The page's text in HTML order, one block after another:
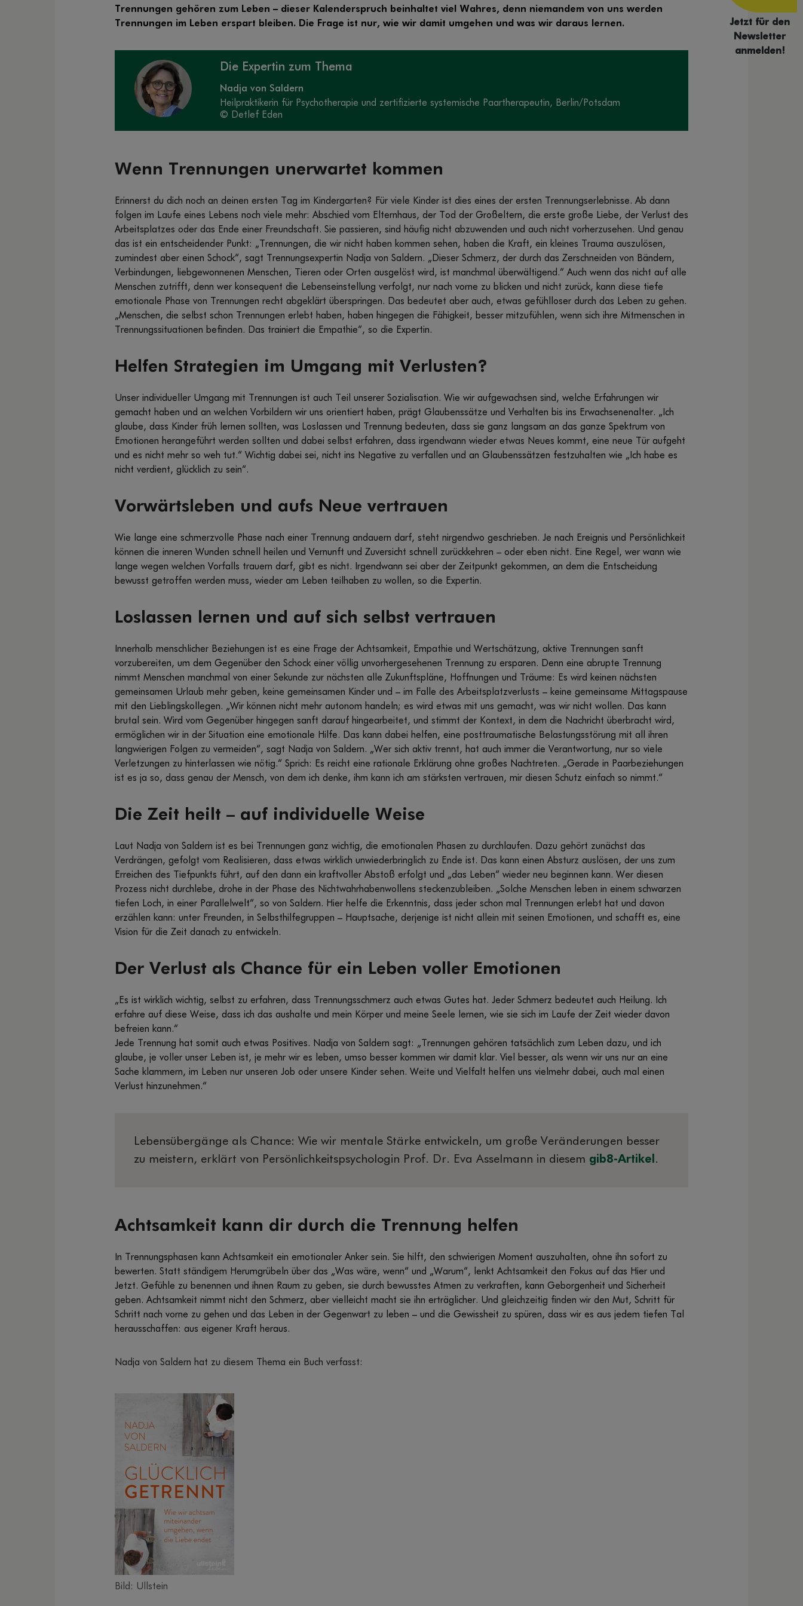
Jetzt für den
Newsletter
anmelden!
Trennungen gehören zum Leben – dieser Kalenderspruch beinhaltet viel Wahres, denn niemandem von uns werden
Trennungen im Leben erspart bleiben. Die Frage ist nur, wie wir damit umgehen und was wir daraus lernen.
Die Expertin zum Thema
Nadja von Saldern
Heilpraktikerin für Psychotherapie und zertifizierte systemische Paartherapeutin, Berlin/Potsdam
© Detlef Eden
Wenn Trennungen unerwartet kommen
Erinnerst du dich noch an deinen ersten Tag im Kindergarten? Für viele Kinder ist dies eines der ersten Trennungserlebnisse. Ab dann
folgen im Laufe eines Lebens noch viele mehr: Abschied vom Elternhaus, der Tod der Großeltern, die erste große Liebe, der Verlust des
Arbeitsplatzes oder das Ende einer Freundschaft. Sie passieren, sind häufig nicht abzuwenden und auch nicht vorherzusehen. Und genau
das ist ein entscheidender Punkt: „Trennungen, die wir nicht haben kommen sehen, haben die Kraft, ein kleines Trauma auszulösen,
zumindest aber einen Schock“, sagt Trennungsexpertin Nadja von Saldern. „Dieser Schmerz, der durch das Zerschneiden von Bändern,
Verbindungen, liebgewonnenen Menschen, Tieren oder Orten ausgelöst wird, ist manchmal überwältigend.“ Auch wenn das nicht auf alle
Menschen zutrifft, denn wer konsequent die Lebenseinstellung verfolgt, nur nach vorne zu blicken und nicht zurück, kann diese tiefe
emotionale Phase von Trennungen recht abgeklärt überspringen. Das bedeutet aber auch, etwas gefühlloser durch das Leben zu gehen.
„Menschen, die selbst schon Trennungen erlebt haben, haben hingegen die Fähigkeit, besser mitzufühlen, wenn sich ihre Mitmenschen in
Trennungssituationen befinden. Das trainiert die Empathie“, so die Expertin.
Helfen Strategien im Umgang mit Verlusten?
Unser individueller Umgang mit Trennungen ist auch Teil unserer Sozialisation. Wie wir aufgewachsen sind, welche Erfahrungen wir
gemacht haben und an welchen Vorbildern wir uns orientiert haben, prägt Glaubenssätze und Verhalten bis ins Erwachsenenalter. „Ich
glaube, dass Kinder früh lernen sollten, was Loslassen und Trennung bedeuten, dass sie ganz langsam an das ganze Spektrum von
Emotionen herangeführt werden sollten und dabei selbst erfahren, dass irgendwann wieder etwas Neues kommt, eine neue Tür aufgeht
und es nicht mehr so weh tut.“ Wichtig dabei sei, nicht ins Negative zu verfallen und an Glaubenssätzen festzuhalten wie „Ich habe es
nicht verdient, glücklich zu sein“.
Vorwärtsleben und aufs Neue vertrauen
Wie lange eine schmerzvolle Phase nach einer Trennung andauern darf, steht nirgendwo geschrieben. Je nach Ereignis und Persönlichkeit
können die inneren Wunden schnell heilen und Vernunft und Zuversicht schnell zurückkehren – oder eben nicht. Eine Regel, wer wann wie
lange wegen welchen Vorfalls trauern darf, gibt es nicht. Irgendwann sei aber der Zeitpunkt gekommen, an dem die Entscheidung
bewusst getroffen werden muss, wieder am Leben teilhaben zu wollen, so die Expertin.
Loslassen lernen und auf sich selbst vertrauen
Innerhalb menschlicher Beziehungen ist es eine Frage der Achtsamkeit, Empathie und Wertschätzung, aktive Trennungen sanft
vorzubereiten, um dem Gegenüber den Schock einer völlig unvorhergesehenen Trennung zu ersparen. Denn eine abrupte Trennung
nimmt Menschen manchmal von einer Sekunde zur nächsten alle Zukunftspläne, Hoffnungen und Träume: Es wird keinen nächsten
gemeinsamen Urlaub mehr geben, keine gemeinsamen Kinder und – im Falle des Arbeitsplatzverlusts – keine gemeinsame Mittagspause
mit den Lieblingskollegen. „Wir können nicht mehr autonom handeln; es wird etwas mit uns gemacht, was wir nicht wollen. Das kann
brutal sein. Wird vom Gegenüber hingegen sanft darauf hingearbeitet, und stimmt der Kontext, in dem die Nachricht überbracht wird,
ermöglichen wir in der Situation eine emotionale Hilfe. Das kann dabei helfen, eine posttraumatische Belastungsstörung mit all ihren
langwierigen Folgen zu vermeiden“, sagt Nadja von Saldern. „Wer sich aktiv trennt, hat auch immer die Verantwortung, nur so viele
Verletzungen zu hinterlassen wie nötig.“ Sprich: Es reicht eine rationale Erklärung ohne großes Nachtreten. „Gerade in Paarbeziehungen
ist es ja so, dass genau der Mensch, von dem ich denke, ihm kann ich am stärksten vertrauen, mir diesen Schutz einfach so nimmt.“
Die Zeit heilt – auf individuelle Weise
Laut Nadja von Saldern ist es bei Trennungen ganz wichtig, die emotionalen Phasen zu durchlaufen. Dazu gehört zunächst das
Verdrängen, gefolgt vom Realisieren, dass etwas wirklich unwiederbringlich zu Ende ist. Das kann einen Absturz auslösen, der uns zum
Erreichen des Tiefpunkts führt, auf den dann ein kraftvoller Abstoß erfolgt und „das Leben“ wieder neu beginnen kann. Wer diesen
Prozess nicht durchlebe, drohe in der Phase des Nichtwahrhabenwollens steckenzubleiben. „Solche Menschen leben in einem schwarzen
tiefen Loch, in einer Parallelwelt“, so von Saldern. Hier helfe die Erkenntnis, dass jeder schon mal Trennungen erlebt hat und davon
erzählen kann: unter Freunden, in Selbsthilfegruppen – Hauptsache, derjenige ist nicht allein mit seinen Emotionen, und schafft es, eine
Vision für die Zeit danach zu entwickeln.
Der Verlust als Chance für ein Leben voller Emotionen
„Es ist wirklich wichtig, selbst zu erfahren, dass Trennungsschmerz auch etwas Gutes hat. Jeder Schmerz bedeutet auch Heilung. Ich
erfahre auf diese Weise, dass ich das aushalte und mein Körper und meine Seele lernen, wie sie sich im Laufe der Zeit wieder davon
befreien kann.“
Jede Trennung hat somit auch etwas Positives. Nadja von Saldern sagt: „Trennungen gehören tatsächlich zum Leben dazu, und ich
glaube, je voller unser Leben ist, je mehr wir es leben, umso besser kommen wir damit klar. Viel besser, als wenn wir uns nur an eine
Sache klammern, im Leben nur unseren Job oder unsere Kinder sehen. Weite und Vielfalt helfen uns vielmehr dabei, auch mal einen
Verlust hinzunehmen.“
Lebensübergänge als Chance: Wie wir mentale Stärke entwickeln, um große Veränderungen besser
zu meistern, erklärt von Persönlichkeitspsychologin Prof. Dr. Eva Asselmann in diesem gib8-Artikel .
Achtsamkeit kann dir durch die Trennung helfen
In Trennungsphasen kann Achtsamkeit ein emotionaler Anker sein. Sie hilft, den schwierigen Moment auszuhalten, ohne ihn sofort zu
bewerten. Statt ständigem Herumgrübeln über das „Was wäre, wenn“ und „Warum“, lenkt Achtsamkeit den Fokus auf das Hier und
Jetzt. Gefühle zu benennen und ihnen Raum zu geben, sie durch bewusstes Atmen zu verkraften, kann Geborgenheit und Sicherheit
geben. Achtsamkeit nimmt nicht den Schmerz, aber vielleicht macht sie ihn erträglicher. Und gleichzeitig finden wir den Mut, Schritt für
Schritt nach vorne zu gehen und das Leben in der Gegenwart zu leben – und die Gewissheit zu spüren, dass wir es aus jedem tiefen Tal
herausschaffen: aus eigener Kraft heraus.
Nadja von Saldern hat zu diesem Thema ein Buch verfasst:
Bild: Ullstein